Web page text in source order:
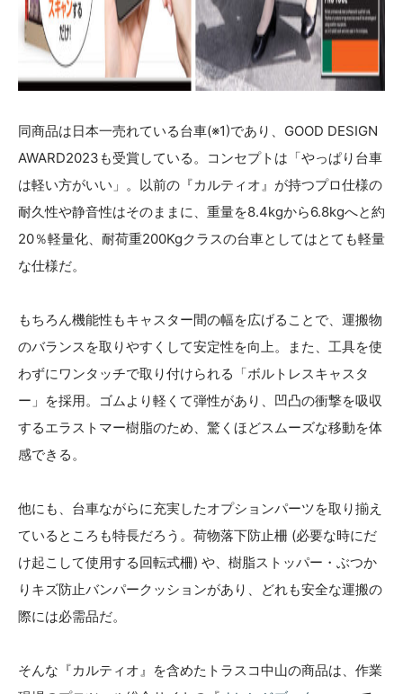
同商品は日本一売れている台車(※1)であり、GOOD DESIGN
AWARD2023も受賞している。コンセプトは「やっぱり台車
は軽い方がいい」。以前の『カルティオ』が持つプロ仕様の
耐久性や静音性はそのままに、重量を8.4kgから6.8kgへと約
20％軽量化、耐荷重200Kgクラスの台車としてはとても軽量
な仕様だ。
もちろん機能性もキャスター間の幅を広げることで、運搬物
のバランスを取りやすくして安定性を向上。また、工具を使
わずにワンタッチで取り付けられる「ボルトレスキャスタ
ー」を採用。ゴムより軽くて弾性があり、凹凸の衝撃を吸収
するエラストマー樹脂のため、驚くほどスムーズな移動を体
感できる。
他にも、台車ながらに充実したオプションパーツを取り揃え
ているところも特長だろう。荷物落下防止柵 (必要な時にだ
け起こして使用する回転式柵) や、樹脂ストッパー・ぶつか
りキズ防止バンパークッションがあり、どれも安全な運搬の
際には必需品だ。
そんな『カルティオ』を含めたトラスコ中山の商品は、作業